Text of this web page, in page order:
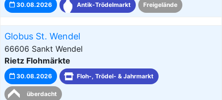
30.08.2026 Antik-Trödelmarkt Freigelände
Globus St. Wendel
66606 Sankt Wendel
Rietz Flohmärkte
30.08.2026 Floh-, Trödel- & Jahrmarkt
überdacht